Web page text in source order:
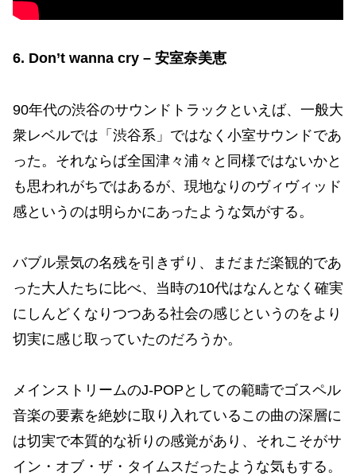
6. Don’t wanna cry – 安室奈美恵
90年代の渋谷のサウンドトラックといえば、一般大
衆レベルでは「渋谷系」ではなく小室サウンドであ
った。それならば全国津々浦々と同様ではないかと
も思われがちではあるが、現地なりのヴィヴィッド
感というのは明らかにあったような気がする。
バブル景気の名残を引きずり、まだまだ楽観的であ
った大人たちに比べ、当時の10代はなんとなく確実
にしんどくなりつつある社会の感じというのをより
切実に感じ取っていたのだろうか。
メインストリームのJ-POPとしての範疇でゴスペル
音楽の要素を絶妙に取り入れているこの曲の深層に
は切実で本質的な祈りの感覚があり、それこそがサ
イン・オブ・ザ・タイムスだったような気もする。